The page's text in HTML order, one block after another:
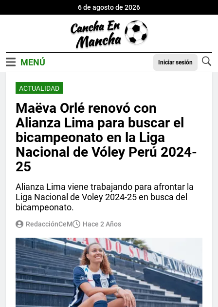
6 de agosto de 2026
Iniciar sesión
ACTUALIDAD
Maëva Orlé renovó con
Alianza Lima para buscar el
bicampeonato en la Liga
Nacional de Vóley Perú 2024-
25
Alianza Lima viene trabajando para afrontar la
Liga Nacional de Voley 2024-25 en busca del
bicampeonato.
RedacciónCeM Hace 2 Años